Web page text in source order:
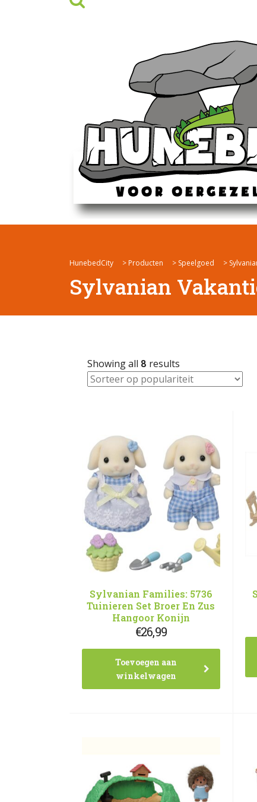
HunebedCity > Producten > Speelgoed >
Sylvanian
Showing all 8 results
Sylvanian Families: 5736
Tuinieren Set Broer En Zus
Hangoor Konijn
€26,99
Toevoegen aan
winkelwagen